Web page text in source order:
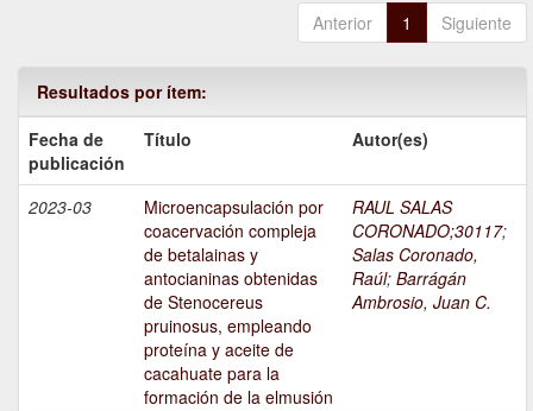
Anterior 1 Siguiente
Resultados por ítem:
Fecha de
publicación
Título Autor(es)
2023-03
Microencapsulación por
coacervación compleja
de betalainas y
antocianinas obtenidas
de Stenocereus
pruinosus, empleando
proteína y aceite de
cacahuate para la
formación de la elmusión
RAUL SALAS
CORONADO;30117;
Salas Coronado,
Raúl; Barrágán
Ambrosio, Juan C.